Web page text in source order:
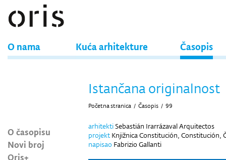
O nama Kuća arhitekture Časopis
O časopisu
Novi broj
Oris+
Istančana originalnost
Početna stranica / Časopis / 99
arhitektiSebastián Irarrázaval Arquitectos
projekt Knjižnica Constitución, Constitución,
napisao Fabrizio Gallanti